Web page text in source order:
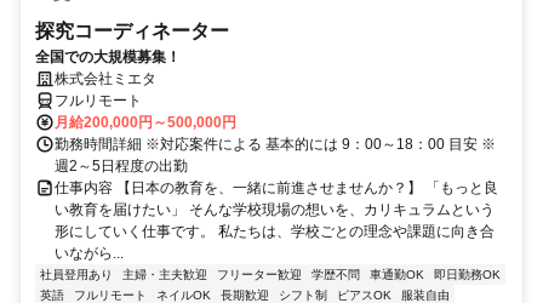
探究コーディネーター
全国での大規模募集！
株式会社ミエタ
フルリモート
月給200,000円～500,000円
勤務時間詳細 ※対応案件による 基本的には 9：00～18：00 目安 ※
週2～5日程度の出勤
仕事内容 【日本の教育を、一緒に前進させませんか？】 「もっと良
い教育を届けたい」 そんな学校現場の想いを、カリキュラムという
形にしていく仕事です。 私たちは、学校ごとの理念や課題に向き合
いながら...
社員登用あり 主婦・主夫歓迎 フリーター歓迎 学歴不問 車通勤OK
即日勤務OK
英語
フルリモート ネイルOK 長期歓迎 シフト制 ピアスOK
服装自由